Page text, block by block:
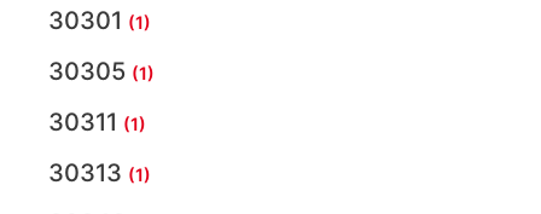
30301 (1)
30305 (1)
30311 (1)
30313 (1)